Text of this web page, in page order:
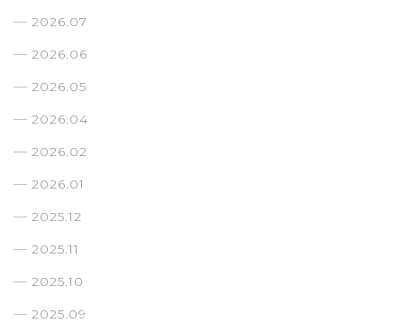
2026.07
2026.06
2026.05
2026.04
2026.02
2026.01
2025.12
2025.11
2025.10
2025.09